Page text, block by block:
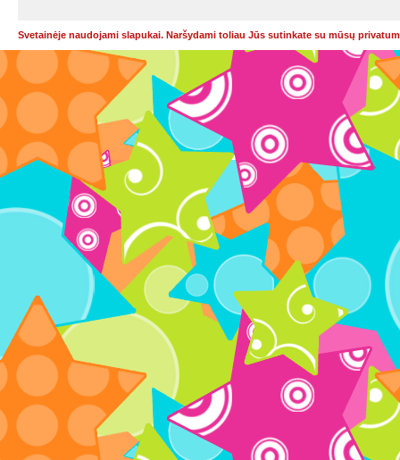
Svetainėje naudojami slapukai. Naršydami toliau Jūs sutinkate su mūsų